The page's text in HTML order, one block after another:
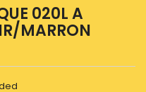
020L A
MARRON